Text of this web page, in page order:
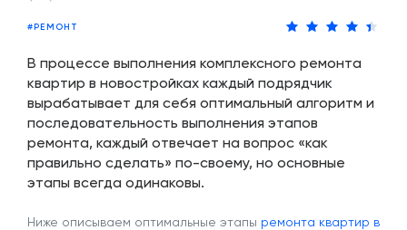
#РЕМОНТ
В процессе выполнения комплексного ремонта
квартир в новостройках каждый подрядчик
вырабатывает для себя оптимальный алгоритм и
последовательность выполнения этапов
ремонта, каждый отвечает на вопрос «как
правильно сделать» по-своему, но основные
этапы всегда одинаковы.
Ниже описываем оптимальные этапы ремонта квартир в